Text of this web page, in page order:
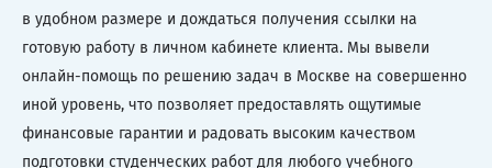
в удобном размере и дождаться получения ссылки на
готовую работу в личном кабинете клиента. Мы вывели
онлайн-помощь по решению задач в Москве на совершенно
иной уровень, что позволяет предоставлять ощутимые
финансовые гарантии и радовать высоким качеством
подготовки студенческих работ для любого учебного